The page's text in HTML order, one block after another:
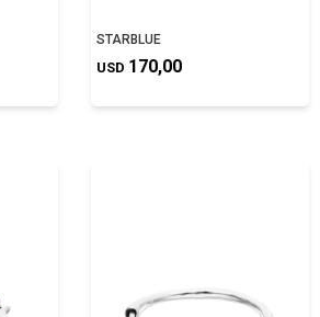
STARBLUE
USD 170,00